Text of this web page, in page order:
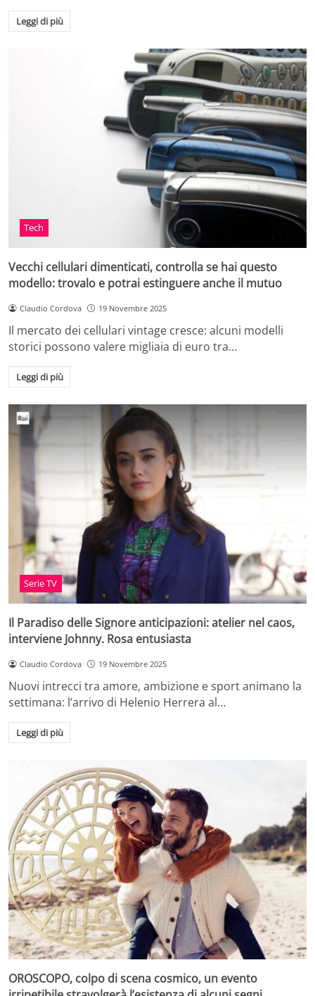
Leggi di più
Tech
Vecchi cellulari dimenticati, controlla se hai questo
modello: trovalo e potrai estinguere anche il mutuo
Claudio Cordova 19 Novembre 2025
Il mercato dei cellulari vintage cresce: alcuni modelli
storici possono valere migliaia di euro tra…
Leggi di più
Serie TV
Il Paradiso delle Signore anticipazioni: atelier nel caos,
interviene Johnny. Rosa entusiasta
Claudio Cordova 19 Novembre 2025
Nuovi intrecci tra amore, ambizione e sport animano la
settimana: l’arrivo di Helenio Herrera al…
Leggi di più
OROSCOPO, colpo di scena cosmico, un evento